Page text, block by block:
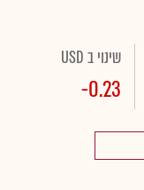
שינוי ב USD
-0.23